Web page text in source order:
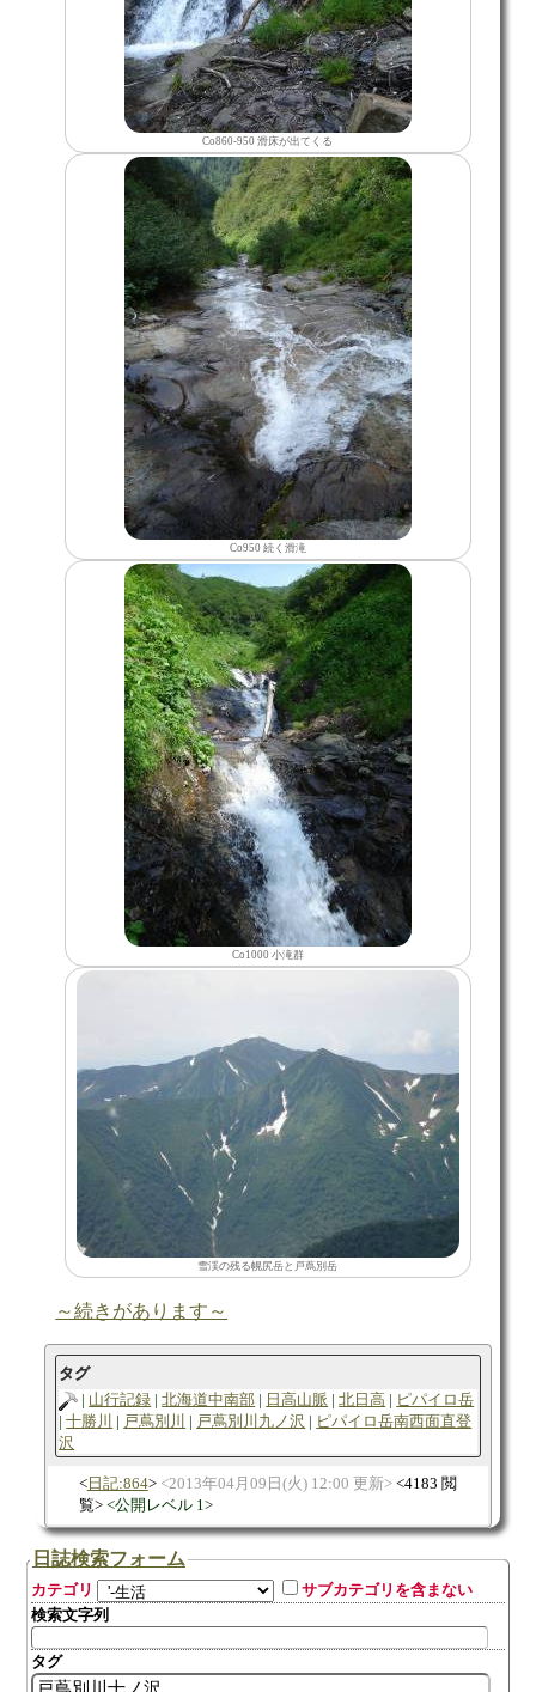
Co860-950 滑床が出てくる
Co950 続く滑滝
Co1000 小滝群
雪渓の残る幌尻岳と戸蔦別岳
～続きがあります～
タグ
山行記録
北海道中南部 日高山脈 北日高
ピパイロ岳
十勝川
戸蔦別川 戸蔦別川九ノ沢
ピパイロ岳南西面直登
沢
日記:864 2013年04月09日(火) 12:00 更新
4183 閲
覧
公開レベル 1
日誌検索フォーム
カテゴリ
サブカテゴリを含まない
検索文字列
タグ